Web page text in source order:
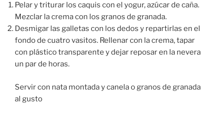
Pelar y triturar los caquis con el yogur, azúcar de caña.
Mezclar la crema con los granos de granada.
Desmigar las galletas con los dedos y repartirlas en el
fondo de cuatro vasitos. Rellenar con la crema, tapar
con plástico transparente y dejar reposar en la nevera
un par de horas.
Servir con nata montada y canela o granos de granada
al gusto